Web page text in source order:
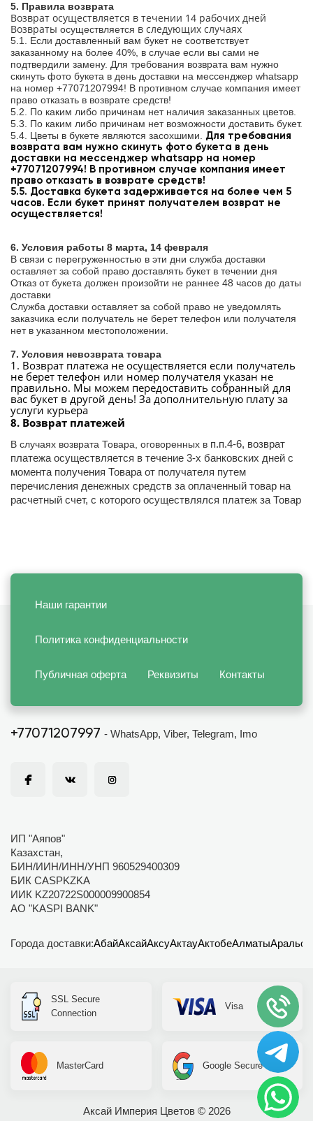
5. Правила возврата
Возврат осуществляется в течении 14 рабочих дней
Возвраты осуществляется в следующих случаях
5.1. Если доставленный вам букет не соответствует
заказанному на более 40%, в случае если вы сами не
подтвердили замену. Для требования возврата вам нужно
скинуть фото букета в день доставки на мессенджер whatsapp
на номер +77071207994! В противном случае компания имеет
право отказать в возврате средств!
5.2. По каким либо причинам нет наличия заказанных цветов.
5.3. По каким либо причинам нет возможности доставить букет.
5.4. Цветы в букете являются засохшими. Для требования
возврата вам нужно скинуть фото букета в день
доставки на мессенджер whatsapp на номер
+77071207994! В противном случае компания имеет
право отказать в возврате средств!
5.5. Доставка букета задерживается на более чем 5
часов. Если букет принят получателем возврат не
осуществляется!
6. Условия работы 8 марта, 14 февраля
В связи с перегруженностью в эти дни служба доставки
оставляет за собой право доставлять букет в течении дня
Отказ от букета должен произойти не раннее 48 часов до даты
доставки
Служба доставки оставляет за собой право не уведомлять
заказчика если получатель не берет телефон или получателя
нет в указанном местоположении.
7. Условия невозврата товара
1. Возврат платежа не осуществляется если получатель
не берет телефон или номер получателя указан не
правильно. Мы можем передоставить собранный для
вас букет в другой день! За дополнительную плату за
услуги курьера
8. Возврат платежей
В случаях возврата Товара, оговоренных в п.п.4-6, возврат
платежа осуществляется в течение 3-х банковских дней с
момента получения Товара от получателя путем
перечисления денежных средств за оплаченный товар на
расчетный счет, с которого осуществлялся платеж за Товар
Наши гарантии
Политика конфиденциальности
Публичная оферта Реквизиты Контакты
+77071207997 - WhatsApp, Viber, Telegram, Imo
ИП "Аяпов"
Казахстан,
БИН/ИИН/ИНН/УНП 960529400309
БИК CASPKZKA
ИИК KZ20722S000009900854
АО "KASPI BANK"
Города доставки:АбайАксайАксуАктауАктобеАлматыАральск
Аксай Империя Цветов © 2026
SSL Secure
Connection
Visa
MasterCard Google Secure